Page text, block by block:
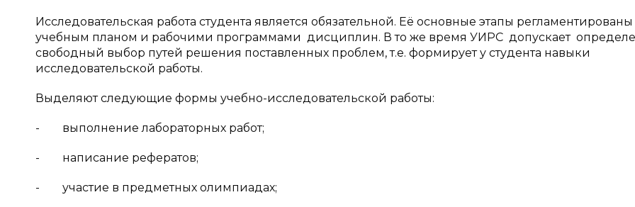
Исследовательская работа студента является обязательной. Её основные этапы регламентированы
учебным планом и рабочими программами дисциплин. В то же время УИРС допускает
свободный выбор путей решения поставленных проблем, т.е. формирует у студента навыки
исследовательской работы.
Выделяют следующие формы учебно-исследовательской работы:
- выполнение лабораторных работ;
- написание рефератов;
- участие в предметных олимпиадах;